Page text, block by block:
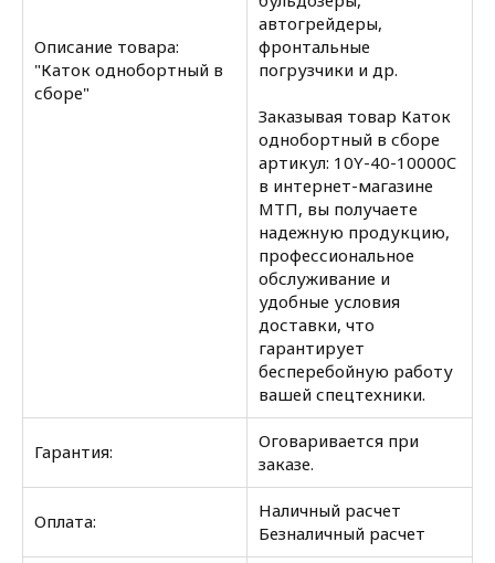
Описание товара:
"Каток однобортный в
сборе"
автогрейдеры,
фронтальные
погрузчики и др.
Заказывая товар Каток
однобортный в сборе
артикул: 10Y-40-10000C
в интернет-магазине
МТП, вы получаете
надежную продукцию,
профессиональное
обслуживание и
удобные условия
доставки, что
гарантирует
бесперебойную работу
вашей спецтехники.
Гарантия:
Оговаривается при
заказе.
Оплата:
Наличный расчет
Безналичный расчет